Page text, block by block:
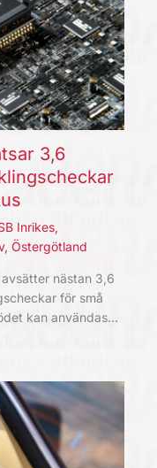
3,6
Inrikes,
, Östergötland
nästan 3,6
för små
kan användas…